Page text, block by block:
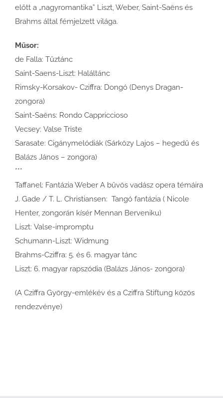
előtt a „nagyromantika” Liszt, Weber, Saint-Saëns és
Brahms által fémjelzett világa.
Műsor:
de Falla: Tűztánc
Saint-Saens-Liszt: Haláltánc
Rimsky-Korsakov- Cziffra: Dongó (Denys Dragan-
zongora)
Saint-Saëns: Rondo Cappriccioso
Vecsey: Valse Triste
Sarasate: Cigánymelódiák (Sárközy Lajos – hegedű és
Balázs János – zongora)
***
Taffanel: Fantázia Weber A bűvös vadász opera témáira
J. Gade / T. L. Christiansen: Tangó fantázia ( Nicole
Henter, zongorán kísér Mennan Berveniku)
Liszt: Valse-impromptu
Schumann-Liszt: Widmung
Brahms-Cziffra: 5. és 6. magyar tánc
Liszt: 6. magyar rapszódia (Balázs János- zongora)
(A Cziffra György-emlékév és a Cziffra Stiftung közös
rendezvénye)